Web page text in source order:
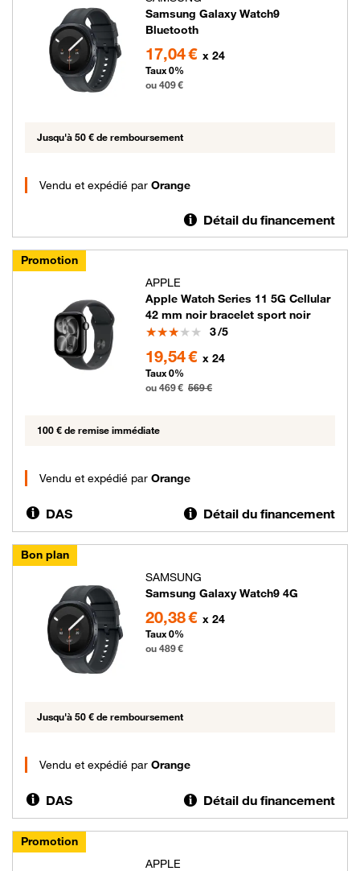
Samsung Galaxy Watch9
Bluetooth
17,04 € x 24
Taux 0%
ou 409 €
Jusqu'à 50 € de remboursement
Vendu et expédié par Orange
Détail du financement
Promotion
APPLE
Apple Watch Series 11 5G Cellular
42 mm noir bracelet sport noir
Note
3/5
19,54 € x 24
Taux 0%
ou 469 € 569 €
100 € de remise immédiate
Vendu et expédié par Orange
DAS Détail du financement
Bon plan
SAMSUNG
Samsung Galaxy Watch9 4G
20,38 € x 24
Taux 0%
ou 489 €
Jusqu'à 50 € de remboursement
Vendu et expédié par Orange
DAS Détail du financement
Promotion
APPLE